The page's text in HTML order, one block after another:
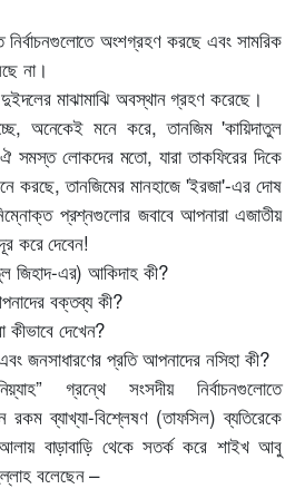
অংশগ্রহণ করছে এবং সামরিক
না।
মাঝামাঝি অবস্থান গ্রহণ করেছে।
অনেকেই মনে করে, তানজিম 'কায়িদাতুল
সমস্ত লোকদের মতো, যারা তাকফিরের দিকে
করছে, তানজিমের মানহাজে 'ইরজা'-এর দোষ
প্রশ্নগুলোর জবাবে আপনারা এজাতীয়
করে দেবেন!
জিহাদ-এর) আকিদাহ কী?
বক্তব্য কী?
কীভাবে দেখেন?
জনসাধারণের প্রতি আপনাদের নসিহা কী?
গ্রন্থে সংসদীয় নির্বাচনগুলোতে
রকম ব্যাখ্যা-বিশ্লেষণ (তাফসিল) ব্যতিরেকে
বাড়াবাড়ি থেকে সতর্ক করে শাইখ আবু
বলেছেন –